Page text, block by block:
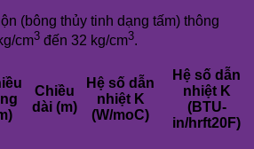
(bông thủy tinh dạng tấm) thông
cm3 đến 32 kg/cm3.
Chiều
dài (m)
Hệ số dẫn
nhiệt K
(W/moC)
Hệ số dẫn
nhiệt K
(BTU-
in/hrft20F)